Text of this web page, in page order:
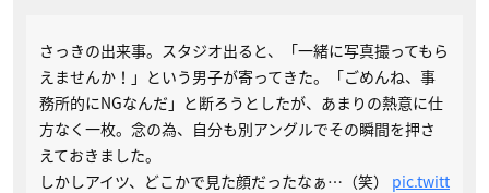
さっきの出来事。スタジオ出ると、「一緒に写真撮ってもら
えませんか！」という男子が寄ってきた。「ごめんね、事
務所的にNGなんだ」と断ろうとしたが、あまりの熱意に仕
方なく一枚。念の為、自分も別アングルでその瞬間を押さ
えておきました。
しかしアイツ、どこかで見た顔だったなぁ…（笑） pic.twitt